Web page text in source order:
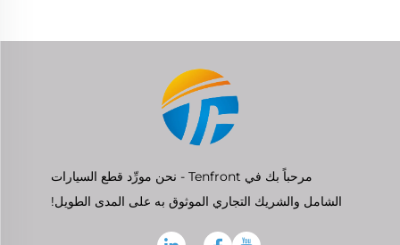
مرحباً بك في Tenfront - نحن مورِّد قطع السيارات
الشامل والشريك التجاري الموثوق به على المدى الطويل!